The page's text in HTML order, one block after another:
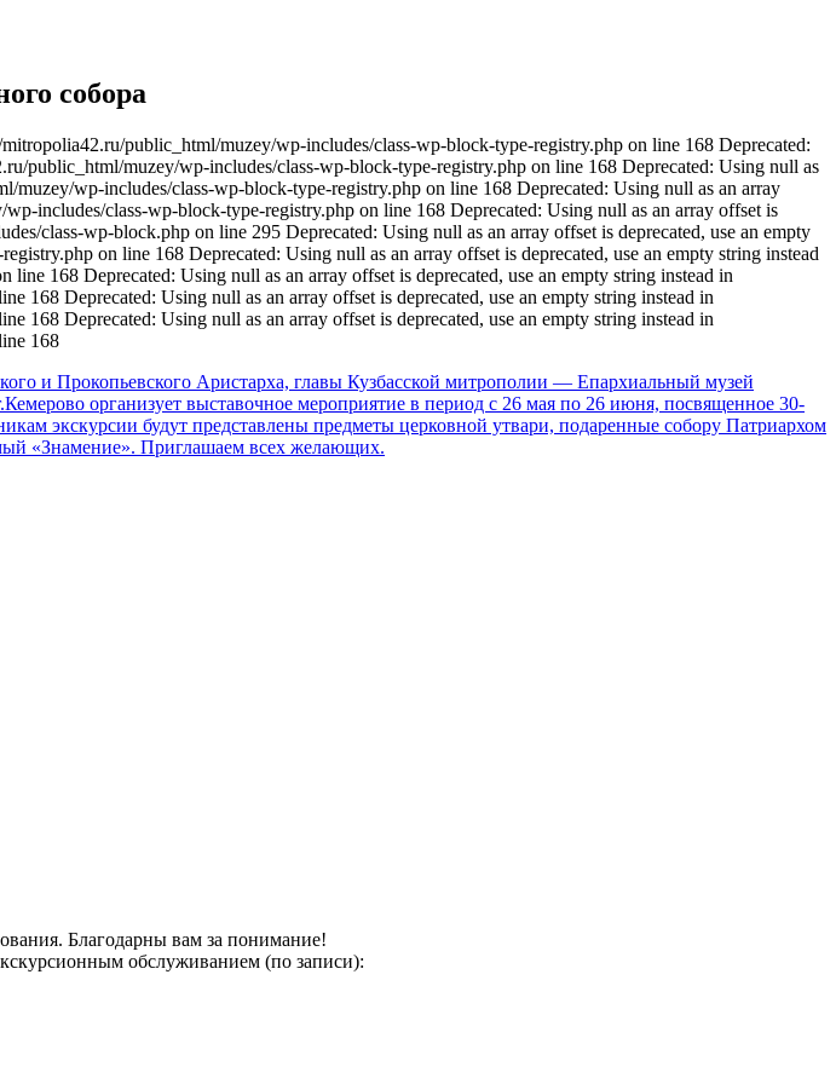
собора
public_html/muzey/wp-includes/class-wp-block-type-registry.php on line 168 Deprecated:
public_html/muzey/wp-includes/class-wp-block-type-registry.php on line 168 Deprecated: Using null as
wp-includes/class-wp-block-type-registry.php on line 168 Deprecated: Using null as an array
includes/class-wp-block-type-registry.php on line 168 Deprecated: Using null as an array offset is
class-wp-block.php on line 295 Deprecated: Using null as an array offset is deprecated, use an empty
on line 168 Deprecated: Using null as an array offset is deprecated, use an empty string instead
168 Deprecated: Using null as an array offset is deprecated, use an empty string instead in
Deprecated: Using null as an array offset is deprecated, use an empty string instead in
Deprecated: Using null as an array offset is deprecated, use an empty string instead in
168
и Прокопьевского Аристарха, главы Кузбасской митрополии — Епархиальный музей
организует выставочное мероприятие в период с 26 мая по 26 июня, посвященное 30-
экскурсии будут представлены предметы церковной утвари, подаренные собору Патриархом
«Знамение». Приглашаем всех желающих.
Благодарны вам за понимание!
обслуживанием (по записи):